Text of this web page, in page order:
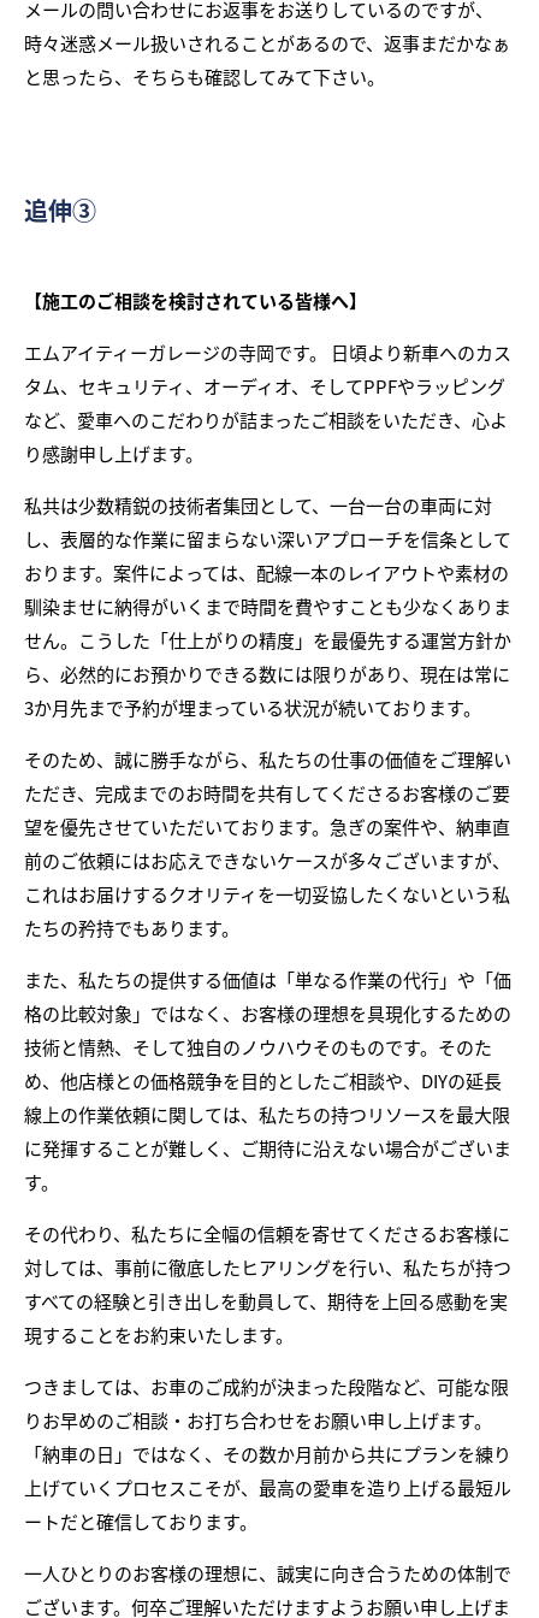
メールの問い合わせにお返事をお送りしているのですが、
時々迷惑メール扱いされることがあるので、返事まだかなぁ
と思ったら、そちらも確認してみて下さい。
追伸③
【施工のご相談を検討されている皆様へ】
エムアイティーガレージの寺岡です。 日頃より新車へのカス
タム、セキュリティ、オーディオ、そしてPPFやラッピング
など、愛車へのこだわりが詰まったご相談をいただき、心よ
り感謝申し上げます。
私共は少数精鋭の技術者集団として、一台一台の車両に対
し、表層的な作業に留まらない深いアプローチを信条として
おります。案件によっては、配線一本のレイアウトや素材の
馴染ませに納得がいくまで時間を費やすことも少なくありま
せん。こうした「仕上がりの精度」を最優先する運営方針か
ら、必然的にお預かりできる数には限りがあり、現在は常に
3か月先まで予約が埋まっている状況が続いております。
そのため、誠に勝手ながら、私たちの仕事の価値をご理解い
ただき、完成までのお時間を共有してくださるお客様のご要
望を優先させていただいております。急ぎの案件や、納車直
前のご依頼にはお応えできないケースが多々ございますが、
これはお届けするクオリティを一切妥協したくないという私
たちの矜持でもあります。
また、私たちの提供する価値は「単なる作業の代行」や「価
格の比較対象」ではなく、お客様の理想を具現化するための
技術と情熱、そして独自のノウハウそのものです。そのた
め、他店様との価格競争を目的としたご相談や、DIYの延長
線上の作業依頼に関しては、私たちの持つリソースを最大限
に発揮することが難しく、ご期待に沿えない場合がございま
す。
その代わり、私たちに全幅の信頼を寄せてくださるお客様に
対しては、事前に徹底したヒアリングを行い、私たちが持つ
すべての経験と引き出しを動員して、期待を上回る感動を実
現することをお約束いたします。
つきましては、お車のご成約が決まった段階など、可能な限
りお早めのご相談・お打ち合わせをお願い申し上げます。
「納車の日」ではなく、その数か月前から共にプランを練り
上げていくプロセスこそが、最高の愛車を造り上げる最短ル
ートだと確信しております。
一人ひとりのお客様の理想に、誠実に向き合うための体制で
ございます。何卒ご理解いただけますようお願い申し上げま